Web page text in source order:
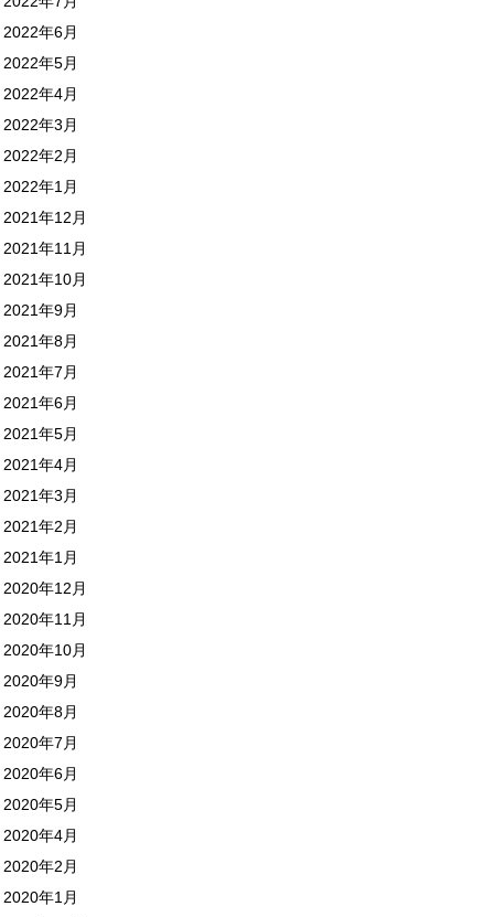
2022年6月
2022年5月
2022年4月
2022年3月
2022年2月
2022年1月
2021年12月
2021年11月
2021年10月
2021年9月
2021年8月
2021年7月
2021年6月
2021年5月
2021年4月
2021年3月
2021年2月
2021年1月
2020年12月
2020年11月
2020年10月
2020年9月
2020年8月
2020年7月
2020年6月
2020年5月
2020年4月
2020年2月
2020年1月